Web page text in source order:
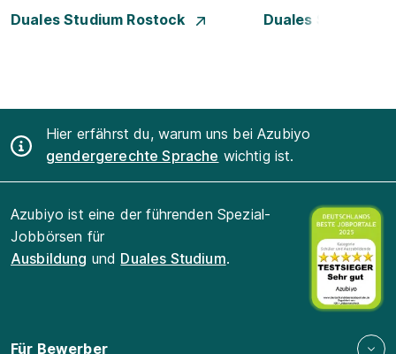
Duales Studium Rostock
Duales Studium
Hier erfährst du, warum uns bei Azubiyo
gendergerechte Sprache wichtig ist.
Azubiyo ist eine der führenden Spezial-
Jobbörsen für
Ausbildung und Duales Studium.
Für Bewerber